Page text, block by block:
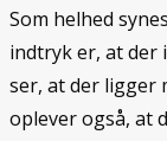
Som helhed
indtryk er, at der
ser, at der ligger
oplever også, at